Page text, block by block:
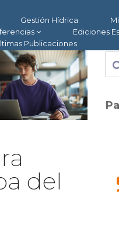
Gestión Hídrica
Ediciones
Publicaciones
del